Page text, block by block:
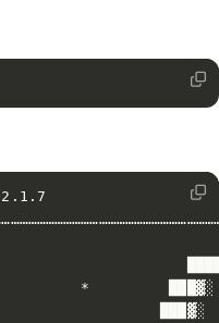
*         ███▓░
███▓░